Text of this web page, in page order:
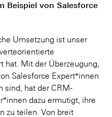
Beispiel von Salesforce
Umsetzung ist unser
hat. Mit der Überzeugung,
Salesforce Expert*innen
sind, hat der CRM-
dazu ermutigt, ihre
zu teilen. Von breit